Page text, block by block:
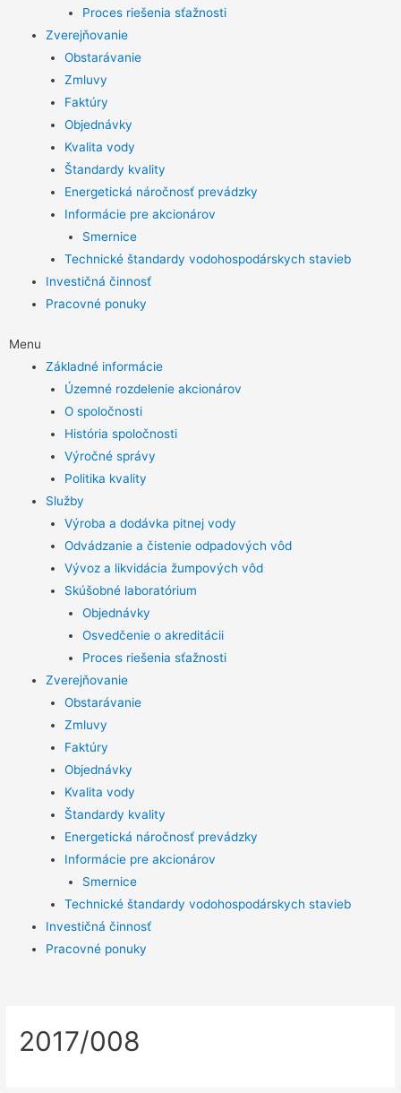
Proces riešenia sťažnosti
Zverejňovanie
Obstarávanie
Zmluvy
Faktúry
Objednávky
Kvalita vody
Štandardy kvality
Energetická náročnosť prevádzky
Informácie pre akcionárov
Smernice
Technické štandardy vodohospodárskych stavieb
Investičná činnosť
Pracovné ponuky
Menu
Základné informácie
Územné rozdelenie akcionárov
O spoločnosti
História spoločnosti
Výročné správy
Politika kvality
Služby
Výroba a dodávka pitnej vody
Odvádzanie a čistenie odpadových vôd
Vývoz a likvidácia žumpových vôd
Skúšobné laboratórium
Objednávky
Osvedčenie o akreditácii
Proces riešenia sťažnosti
Zverejňovanie
Obstarávanie
Zmluvy
Faktúry
Objednávky
Kvalita vody
Štandardy kvality
Energetická náročnosť prevádzky
Informácie pre akcionárov
Smernice
Technické štandardy vodohospodárskych stavieb
Investičná činnosť
Pracovné ponuky
2017/008